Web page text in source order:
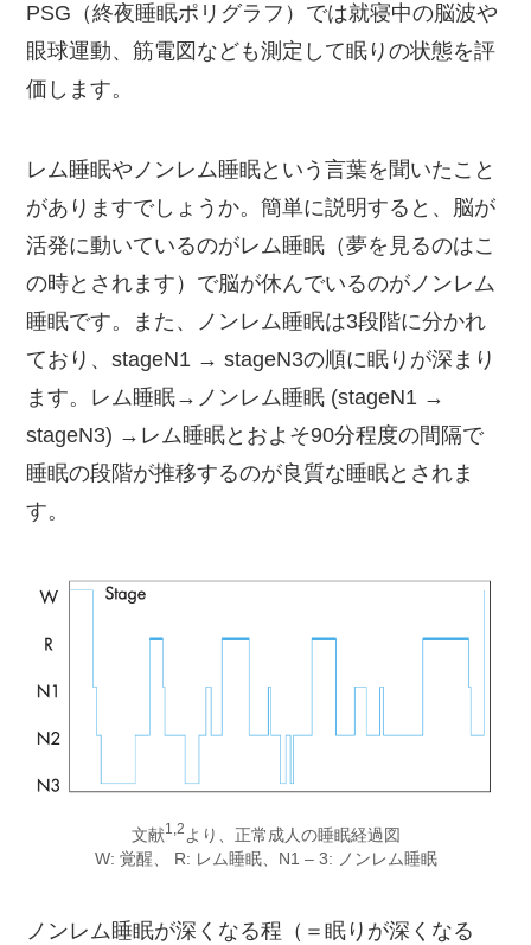
PSG（終夜睡眠ポリグラフ）では就寝中の脳波や
眼球運動、筋電図なども測定して眠りの状態を評
価します。
レム睡眠やノンレム睡眠という言葉を聞いたこと
がありますでしょうか。簡単に説明すると、脳が
活発に動いているのがレム睡眠（夢を見るのはこ
の時とされます）で脳が休んでいるのがノンレム
睡眠です。また、ノンレム睡眠は3段階に分かれ
ており、stageN1 → stageN3の順に眠りが深まり
ます。レム睡眠→ノンレム睡眠 (stageN1 →
stageN3) →レム睡眠とおよそ90分程度の間隔で
睡眠の段階が推移するのが良質な睡眠とされま
す。
文献​1,2​ より、正常成人の睡眠経過図
W: 覚醒、 R: レム睡眠、N1 – 3: ノンレム睡眠
ノンレム睡眠が深くなる程（＝眠りが深くなる